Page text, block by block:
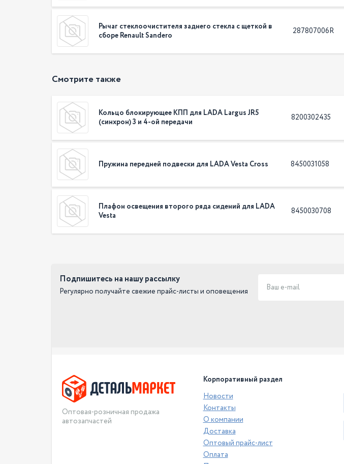
Рычаг стеклоочистителя заднего стекла с щеткой в
сборе Renault Sandero
287807006R
Смотрите также
Кольцо блокирующее КПП для LADA Largus JR5
(синхрон) 3 и 4-ой передачи
8200302435
Пружина передней подвески для LADA Vesta Cross 8450031058
Плафон освещения второго ряда сидений для LADA
Vesta
8450030708
Подпишитесь на нашу рассылку
Регулярно получайте свежие прайс-листы и оповещения
Оптовая-розничная продажа
автозапчастей
Корпоративный раздел
Новости
Контакты
О компании
Доставка
Оптовый прайс-лист
Оплата